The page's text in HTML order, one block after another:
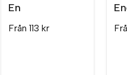
En
Från 113 kr